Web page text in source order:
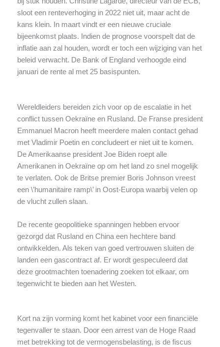
sloot een renteverhoging in 2022 niet uit, maar acht de
kans klein. In maart vindt er een nieuwe cruciale
bijeenkomst plaats. Indien de prognose voorspelt dat de
inflatie aan zal houden, wordt er toch een wijziging van het
beleid verwacht. De Bank of England verhoogde eind
januari de rente al met 25 basispunten.
Wereldleiders bereiden zich voor op de escalatie in het
conflict tussen Oekraïne en Rusland. De Franse president
Emmanuel Macron heeft meerdere malen contact gehad
met Vladimir Poetin en concludeert er niet uit te komen.
De Amerikaanse president Joe Biden roept alle
Amerikanen in Oekraïne op om het land zo snel mogelijk
te verlaten. Ook de Britse premier Boris Johnson vreest
een \’humanitaire ramp\’ in Oost-Europa waarbij velen op
de vlucht zullen slaan.
De recente geopolitieke spanningen hebben ervoor
gezorgd dat Rusland en China een hechtere band
ontwikkelden. Als teken van goed vertrouwen sluiten de
landen een gascontract af. Er wordt gespeculeerd dat
deze grootmachten toenadering zoeken tot elkaar, om
tegenwicht te bieden aan het Westen.
Kort na zijn vorming komt het kabinet voor een financiële
tegenvaller te staan. Door een arrest van de Hoge Raad
met betrekking tot de vermogensbelasting, is de fiscus